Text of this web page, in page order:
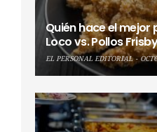
Quién hace el mejor
Loco vs. Pollos
EL PERSONAL EDITORIAL